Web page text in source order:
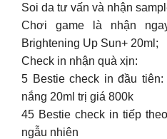
Soi da tư vấn và nhận
Chơi game là nhận
Brightening Up Sun+ 20ml;
Check in nhận quà xịn:
5 Bestie check in đầu
nắng 20ml trị giá 800k
45 Bestie check in tiếp
ngẫu nhiên